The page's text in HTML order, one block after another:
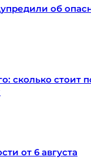
об
сколько стоит
от 6 августа